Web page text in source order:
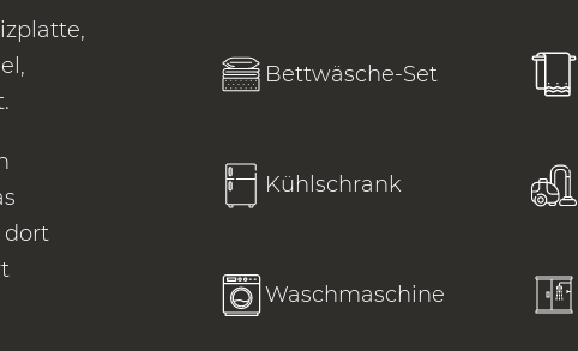
dort
Bettwäsche-Set
Kühlschrank
Waschmaschine